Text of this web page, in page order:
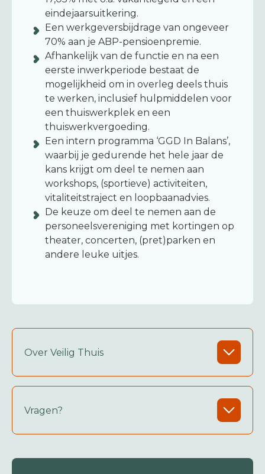
eindejaarsuitkering.
Een werkgeversbijdrage van ongeveer
70% aan je ABP-pensioenpremie.
Afhankelijk van de functie en na een
eerste inwerkperiode bestaat de
mogelijkheid om in overleg deels thuis
te werken, inclusief hulpmiddelen voor
een thuiswerkplek en een
thuiswerkvergoeding.
Een intern programma ‘GGD In Balans’,
waarbij je gedurende het hele jaar de
kans krijgt om deel te nemen aan
workshops, (sportieve) activiteiten,
vitaliteitstraject en loopbaanadvies.
De keuze om deel te nemen aan de
personeelsvereniging met kortingen op
theater, concerten, (pret)parken en
andere leuke uitjes.
Over Veilig Thuis
Vragen?